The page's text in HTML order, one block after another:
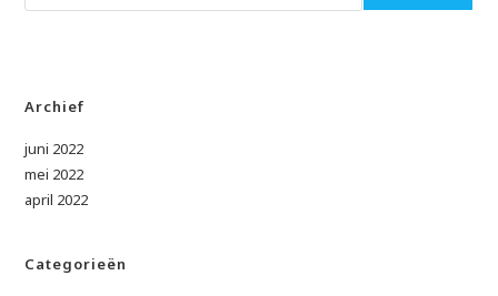
Archief
juni 2022
mei 2022
april 2022
Categorieën